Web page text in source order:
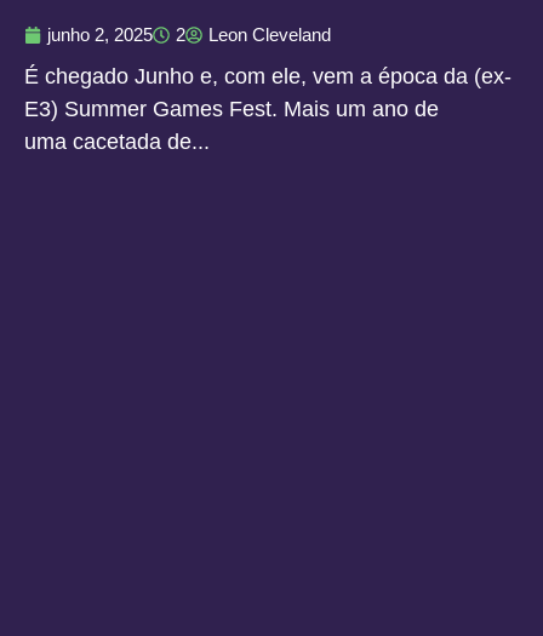
junho 2, 2025 2 Leon Cleveland
É chegado Junho e, com ele, vem a época da (ex-
E3) Summer Games Fest. Mais um ano de
uma cacetada de...